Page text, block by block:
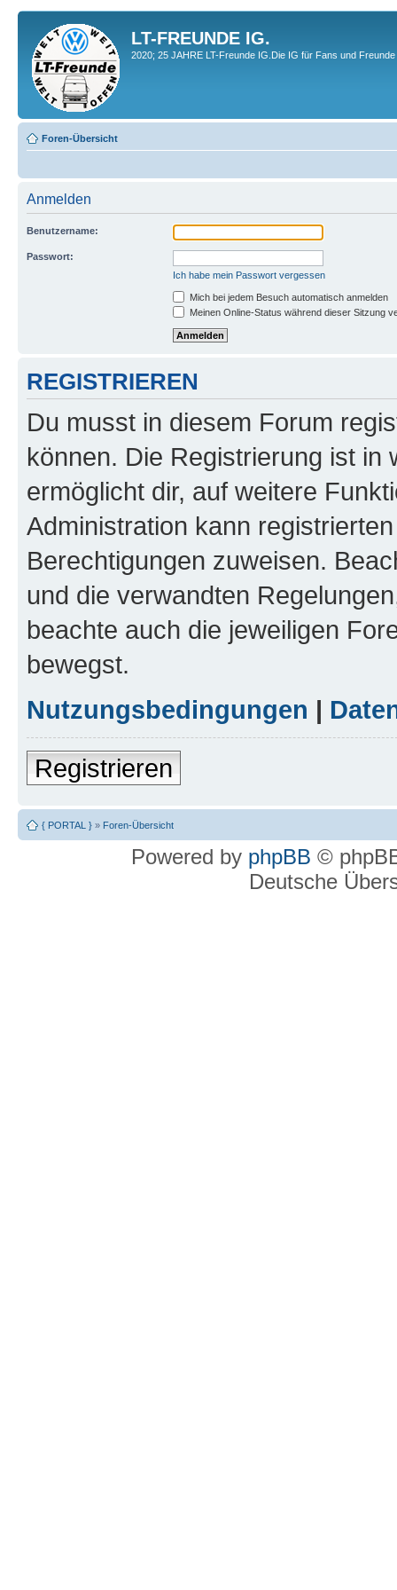
LT-FREUNDE IG.
2020; 25 JAHRE LT-Freunde IG.Die IG für Fans und
Foren-Übersicht
Anmelden
Benutzername:
Passwort:
Ich habe mein Passwort vergessen
Mich bei jedem Besuch automatisch anmelden
Meinen Online-Status während dieser Sitzung
REGISTRIEREN
Du musst in diesem Forum
können. Die Registrierung ist in
ermöglicht dir, auf weitere
Administration kann
Berechtigungen zuweisen.
und die verwandten
beachte auch die jeweiligen
bewegst.
Nutzungsbedingungen |
Registrieren
{ PORTAL } » Foren-Übersicht
Powered by phpBB ©
Deutsche